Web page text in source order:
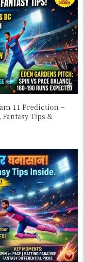
11 Prediction –
Tips &